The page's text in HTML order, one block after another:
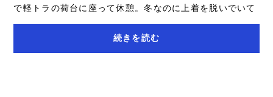
で軽トラの荷台に座って休憩。冬なのに上着を脱いでいて
も暖かい。遠くの方からやってくる眠気が心...
続きを読む